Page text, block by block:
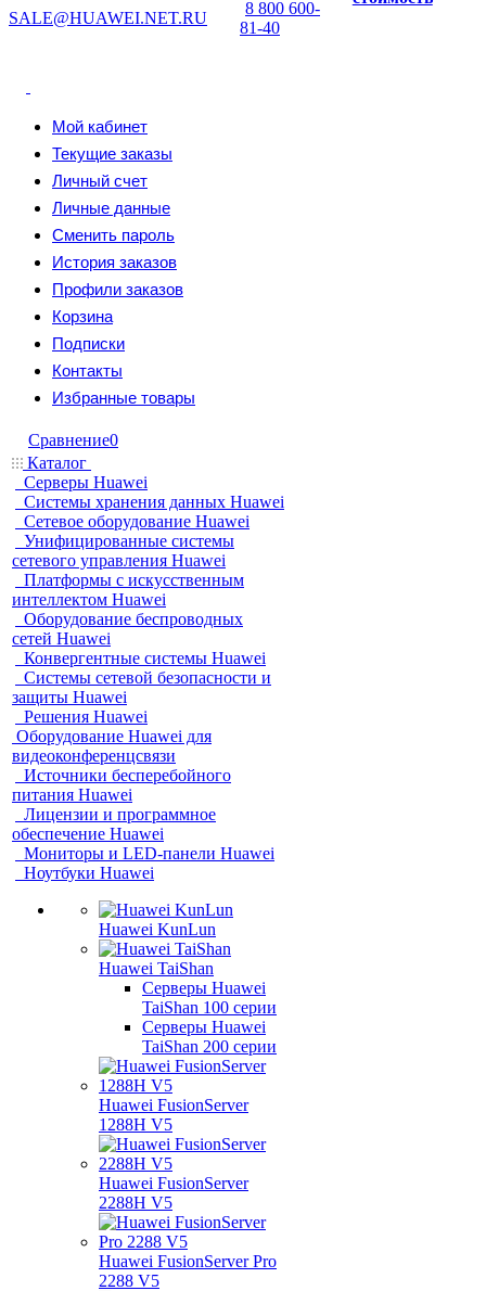
SALE@HUAWEI.NET.RU
8 800 600-
81-40
Мой кабинет
Текущие заказы
Личный счет
Личные данные
Сменить пароль
История заказов
Профили заказов
Корзина
Подписки
Контакты
Избранные товары
Сравнение0
Каталог
Серверы Huawei
Системы хранения данных Huawei
Сетевое оборудование Huawei
Унифицированные системы
сетевого управления Huawei
Платформы с искусственным
интеллектом Huawei
Оборудование беспроводных
сетей Huawei
Конвергентные системы Huawei
Системы сетевой безопасности и
защиты Huawei
Решения Huawei
Оборудование Huawei для
видеоконференцсвязи
Источники бесперебойного
питания Huawei
Лицензии и программное
обеспечение Huawei
Мониторы и LED-панели Huawei
Ноутбуки Huawei
Huawei KunLun
Huawei TaiShan
Серверы Huawei
TaiShan 100 серии
Серверы Huawei
TaiShan 200 серии
Huawei FusionServer
1288H V5
Huawei FusionServer
2288H V5
Huawei FusionServer Pro
2288 V5